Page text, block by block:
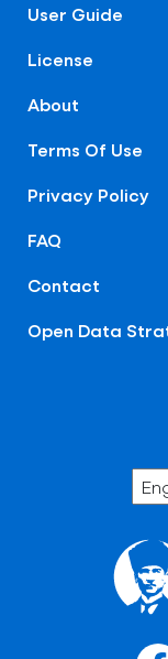
User Guide
License
About
Terms Of Use
Privacy Policy
FAQ
Contact
Open Data